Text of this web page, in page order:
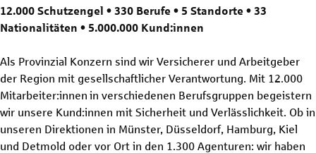
12.000 Schutzengel • 330 Berufe • 5 Standorte • 33
Nationalitäten • 5.000.000 Kund:innen
Als Provinzial Konzern sind wir Versicherer und Arbeitgeber
der Region mit gesellschaftlicher Verantwortung. Mit 12.000
Mitarbeiter:innen in verschiedenen Berufsgruppen begeistern
wir unsere Kund:innen mit Sicherheit und Verlässlichkeit. Ob in
unseren Direktionen in Münster, Düsseldorf, Hamburg, Kiel
und Detmold oder vor Ort in den 1.300 Agenturen: wir haben